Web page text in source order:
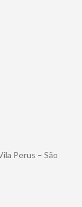
Perus – São